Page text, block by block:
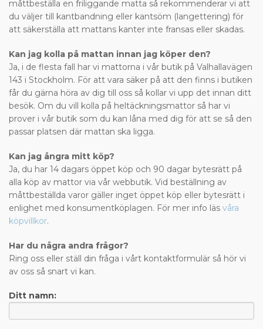
måttbeställa en friliggande matta så rekommenderar vi att
du väljer till kantbandning eller kantsöm (langettering) för
att säkerställa att mattans kanter inte fransas eller skadas.
Kan jag kolla på mattan innan jag köper den?
Ja, i de flesta fall har vi mattorna i vår butik på Valhallavägen
143 i Stockholm. För att vara säker på att den finns i butiken
får du gärna höra av dig till oss så kollar vi upp det innan ditt
besök. Om du vill kolla på heltäckningsmattor så har vi
prover i vår butik som du kan låna med dig för att se så den
passar platsen där mattan ska ligga.
Kan jag ångra mitt köp?
Ja, du har 14 dagars öppet köp och 90 dagar bytesrätt på
alla köp av mattor via vår webbutik. Vid beställning av
måttbeställda varor gäller inget öppet köp eller bytesrätt i
enlighet med konsumentköplagen. För mer info läs våra
köpvillkor.
Har du några andra frågor?
Ring oss eller ställ din fråga i vårt kontaktformulär så hör vi
av oss så snart vi kan.
Ditt namn: